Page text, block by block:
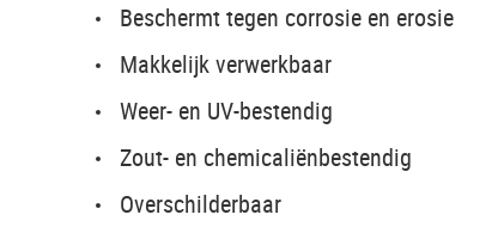
Beschermt tegen corrosie en erosie
Makkelijk verwerkbaar
Weer- en UV-bestendig
Zout- en chemicaliënbestendig
Overschilderbaar